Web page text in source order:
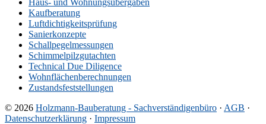
Kaufberatung
Luftdichtigkeitsprüfung
Sanierkonzepte
Schallpegelmessungen
Schimmelpilzgutachten
Technical Due Diligence
Wohnflächenberechnungen
Zustandsfeststellungen
© 2026 Holzmann-Bauberatung - Sachverständigenbüro · AGB ·
Datenschutzerklärung · Impressum